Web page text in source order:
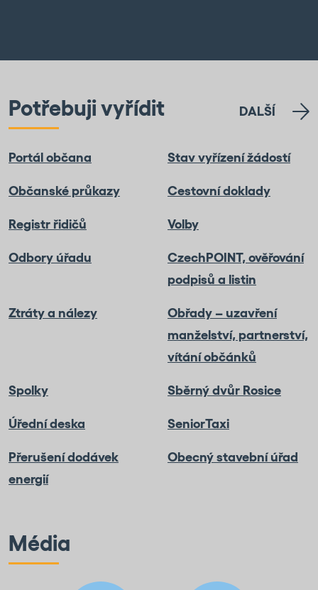
Potřebuji vyřídit DALŠÍ
Portál občana Stav vyřízení žádostí
Občanské průkazy Cestovní doklady
Registr řidičů Volby
Odbory úřadu
CzechPOINT, ověřování
podpisů a listin
Ztráty a nálezy
Obřady – uzavření
manželství, partnerství,
vítání občánků
Spolky Sběrný dvůr Rosice
Úřední deska SeniorTaxi
Přerušení dodávek
energií
Obecný stavební úřad
Média